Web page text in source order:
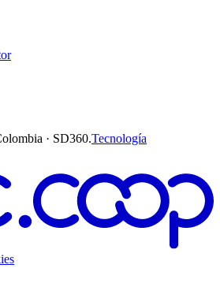
· SD360.Tecnología